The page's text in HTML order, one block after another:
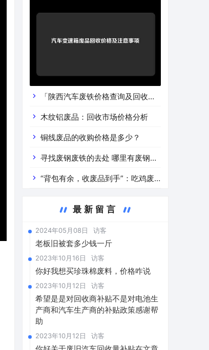
「陕西汽车废铁价格查询及回收渠
道分析」 陕西车辆废铁价是什么
木纹铝废品：回收市场价格分析
铜线废品的收购价格是多少？
寻找废钢废铁的去处 哪里有废钢废
铁 “背包有余，收废品到手”：吃鸡废
最新留言
2024年05月08日 访客
老板旧被套多少钱一斤
2023年10月16日 访客
你好我想买珍珠棉废料，价格咋说
2023年10月12日 访客
希望是是对回收商补贴不是对电池生
产商和汽车生产商的补贴政策感谢帮
助
2023年10月12日 访客